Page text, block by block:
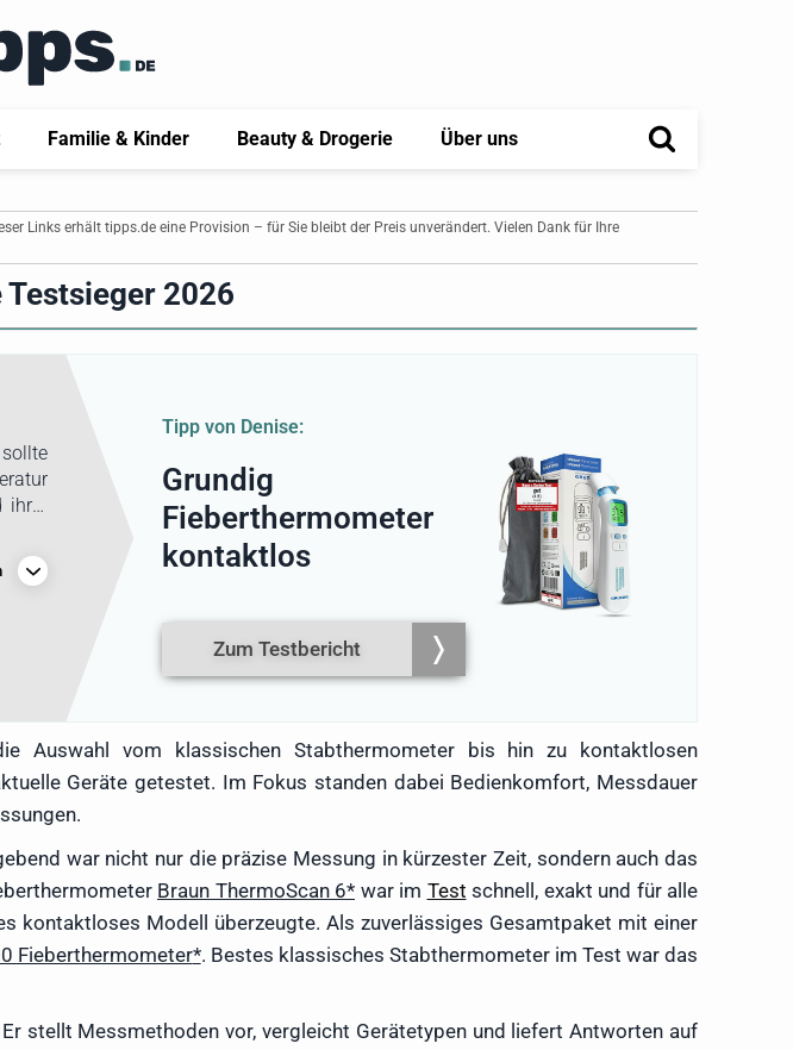
Familie & Kinder Beauty & Drogerie Über uns
Links erhält tipps.de eine Provision – für Sie bleibt der Preis unverändert. Vielen Dank für Ihre
2026
ihrer
ist
bei
die
Tipp von Denise:
Grundig
Fieberthermometer
kontaktlos
Zum Testbericht
Auswahl vom klassischen Stabthermometer bis hin zu kontaktlosen
Geräte getestet. Im Fokus standen dabei Bedienkomfort, Messdauer
war nicht nur die präzise Messung in kürzester Zeit, sondern auch das
Braun ThermoScan 6 war im Test schnell, exakt und für alle
kontaktloses Modell überzeugte. Als zuverlässiges Gesamtpaket mit einer
Fieberthermometer . Bestes klassisches Stabthermometer im Test war das
stellt Messmethoden vor, vergleicht Gerätetypen und liefert Antworten auf